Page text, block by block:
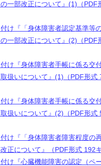
一部改正について』(1)（PDF
け『「身体障害者認定基準等
一部改正について』(2)（PDF
け『身体障害者手帳に係る交
扱いについて』(1)（PDF形式
け『身体障害者手帳に係る交
扱いについて』(2)（PDF形式
け『「身体障害者障害程度の
正について』（PDF形式 192
け『心臓機能障害の認定（ペ